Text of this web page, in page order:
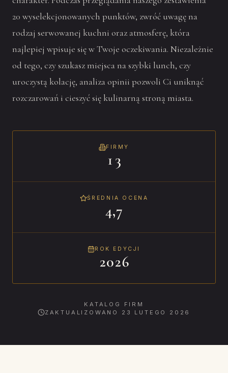
20 wyselekcjonowanych punktów, zwróć uwagę na
rodzaj serwowanej kuchni oraz atmosferę, która
najlepiej wpisuje się w Twoje oczekiwania. Niezależnie
od tego, czy szukasz miejsca na szybki lunch, czy
uroczystą kolację, analiza opinii pozwoli Ci uniknąć
rozczarowań i cieszyć się kulinarną stroną miasta.
FIRMY
13
ŚREDNIA OCENA
4,7
ROK EDYCJI
2026
KATALOG FIRM
ZAKTUALIZOWANO
23 LUTEGO 2026